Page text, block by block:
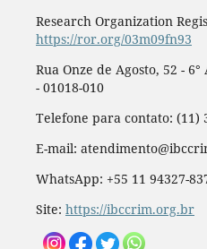
Research Organization
https://ror.org/03m09fn93
Rua Onze de Agosto, 52 -
- 01018-010
Telefone para contato: (11)
E-mail:
WhatsApp: +55 11 94327-
Site: https://ibccrim.org.br